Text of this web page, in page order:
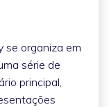
se organiza em
série de
principal,